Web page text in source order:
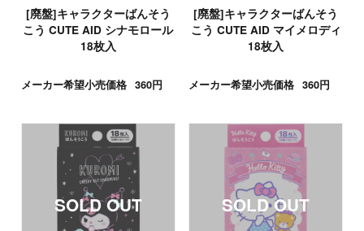
[廃盤]キャラクターばんそう
こう CUTE AID シナモロール
18枚入
メーカー希望小売価格 360円
[廃盤]キャラクターばんそう
こう CUTE AID マイメロディ
18枚入
メーカー希望小売価格 360円